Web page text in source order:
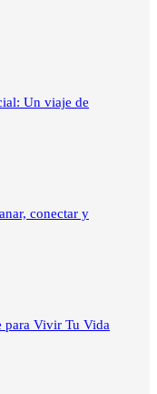
Un viaje de
conectar y
para Vivir Tu Vida